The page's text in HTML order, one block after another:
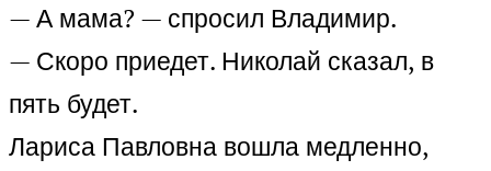
— А мама? — спросил Владимир.
— Скоро приедет. Николай сказал, в
пять будет.
Лариса Павловна вошла медленно,